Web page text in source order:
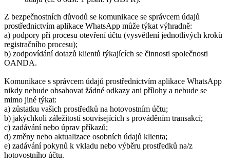
Z bezpečnostních důvodů se komunikace se správcem údajů
prostřednictvím aplikace WhatsApp může týkat výhradně:
a) podpory při procesu otevření účtu (vysvětlení jednotlivých kroků
registračního procesu);
b) zodpovídání dotazů klientů týkajících se činnosti společnosti
OANDA.
Komunikace s správcem údajů prostřednictvím aplikace WhatsApp
nikdy nebude obsahovat žádné odkazy ani přílohy a nebude se
mimo jiné týkat:
a) zůstatku vašich prostředků na hotovostním účtu;
b) jakýchkoli záležitostí souvisejících s prováděním transakcí;
c) zadávání nebo úprav příkazů;
d) změny nebo aktualizace osobních údajů klienta;
e) zadávání pokynů k vkladu nebo výběru prostředků na/z
hotovostního účtu.